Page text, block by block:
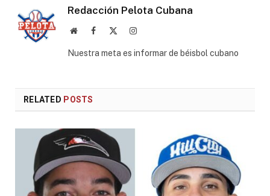
Redacción Pelota Cubana
WebsiteFacebook Instagram
Nuestra meta es informar de béisbol cubano
RELATED POSTS